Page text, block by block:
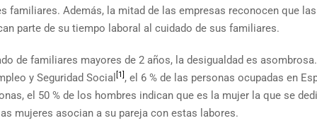
familiares. Además, la mitad de las empresas reconocen que las
parte de su tiempo laboral al cuidado de sus familiares.
de familiares mayores de 2 años, la desigualdad es
y Seguridad Social [1] , el 6 % de las personas ocupadas en
el 50 % de los hombres indican que es la mujer la que se
mujeres asocian a su pareja con estas labores.